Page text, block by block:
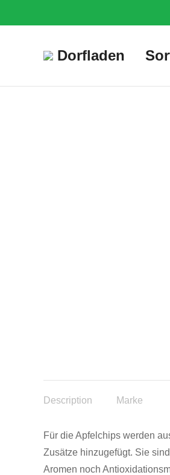
Dorfladen
Description Marke
Für die Apfelchips werden
Zusätze hinzugefügt. Sie
Aromen noch